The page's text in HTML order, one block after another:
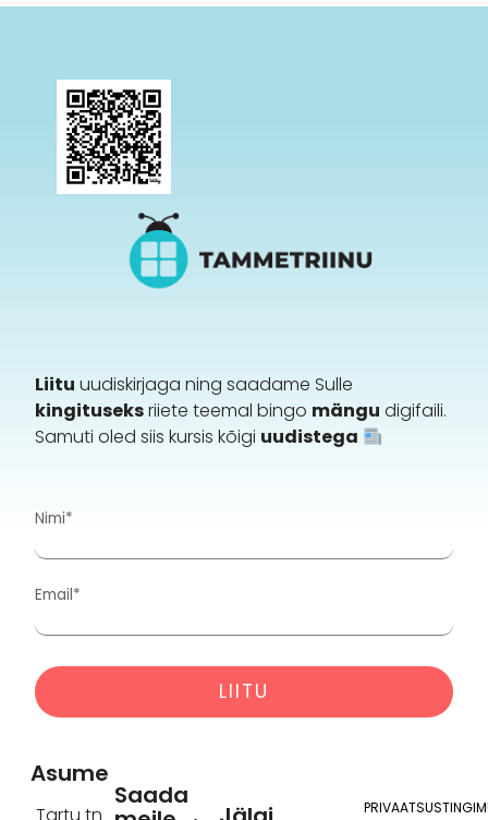
Liitu uudiskirjaga ning saadame Sulle
kingituseksriiete teemal bingo mängu digifaili.
Samuti oled siis kursis kõigi uudistega
Nimi*
Email*
Alternative:
Asume
Saada